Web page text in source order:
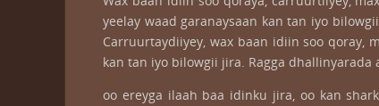
yeelay waad garanaysaan kan tan iyo
Carruurtaydiiyey, wax baan idiin soo qoray,
kan tan iyo bilowgii jira. Ragga dhallinyarada
oo ereyga ilaah baa idinku jira, oo kan